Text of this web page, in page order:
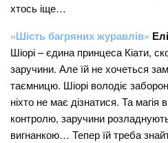
хтось іще…
«Шість багряних журавлів»
Шіорі – єдина принцеса Кіати,
заручини. Але їй не хочеться
таємницю. Шіорі володіє
ніхто не має дізнатися. Та магія
контролю, заручини
вигнанкою… Тепер їй треба